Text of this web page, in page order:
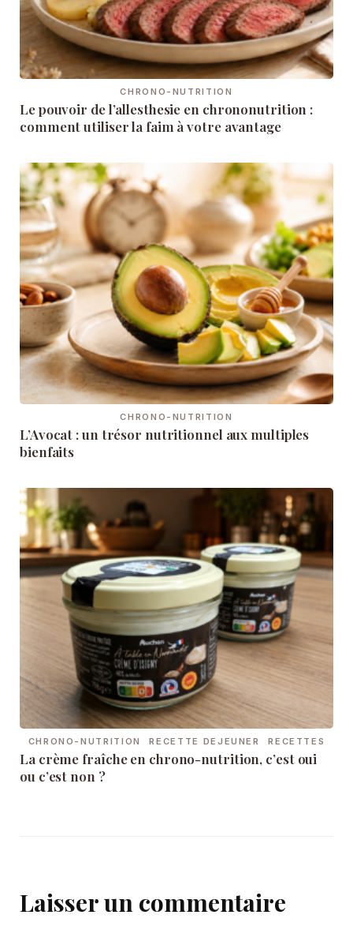
CHRONO-NUTRITION
Le pouvoir de l’allesthesie en chrononutrition :
comment utiliser la faim à votre avantage
CHRONO-NUTRITION
L’Avocat : un trésor nutritionnel aux multiples
bienfaits
CHRONO-NUTRITION RECETTE DEJEUNER RECETTES
La crème fraîche en chrono-nutrition, c’est oui
ou c’est non ?
Laisser un commentaire